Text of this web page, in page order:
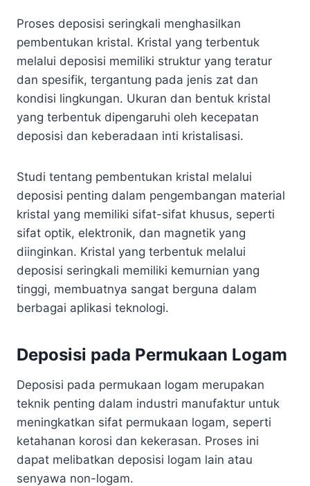
Proses deposisi seringkali menghasilkan
pembentukan kristal. Kristal yang terbentuk
melalui deposisi memiliki struktur yang teratur
dan spesifik, tergantung pada jenis zat dan
kondisi lingkungan. Ukuran dan bentuk kristal
yang terbentuk dipengaruhi oleh kecepatan
deposisi dan keberadaan inti kristalisasi.
Studi tentang pembentukan kristal melalui
deposisi penting dalam pengembangan material
kristal yang memiliki sifat-sifat khusus, seperti
sifat optik, elektronik, dan magnetik yang
diinginkan. Kristal yang terbentuk melalui
deposisi seringkali memiliki kemurnian yang
tinggi, membuatnya sangat berguna dalam
berbagai aplikasi teknologi.
Deposisi pada Permukaan Logam
Deposisi pada permukaan logam merupakan
teknik penting dalam industri manufaktur untuk
meningkatkan sifat permukaan logam, seperti
ketahanan korosi dan kekerasan. Proses ini
dapat melibatkan deposisi logam lain atau
senyawa non-logam.